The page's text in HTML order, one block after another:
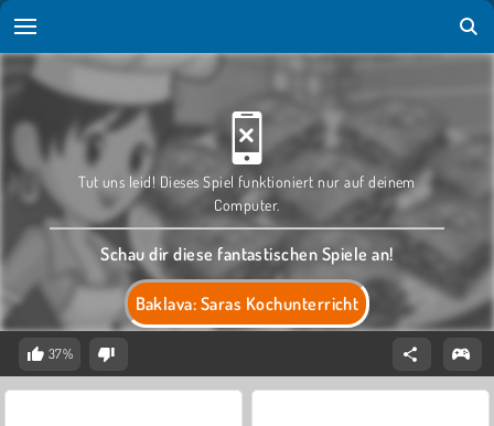
Baklava: Saras Kochunterricht
Tut uns leid! Dieses Spiel funktioniert nur auf deinem
Computer.
Schau dir diese fantastischen Spiele an!
37%